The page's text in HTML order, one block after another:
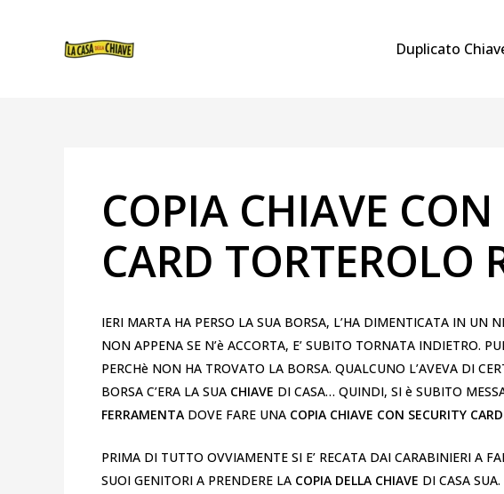
CONTENUTO
Duplicato
COPIA CHIAVE CON
CARD TORTEROLO
IERI MARTA HA PERSO LA SUA BORSA, L’HA DIMENTICATA IN UN
NON APPENA SE N’è ACCORTA, E’ SUBITO TORNATA INDIETRO.
PERCHè NON HA TROVATO LA BORSA. QUALCUNO L’AVEVA DI
BORSA C’ERA LA SUA CHIAVE DI CASA… QUINDI, SI è SUBITO
FERRAMENTA DOVE FARE UNA COPIA CHIAVE CON SECURITY CARD
PRIMA DI TUTTO OVVIAMENTE SI E’ RECATA DAI CARABINIERI A
SUOI GENITORI A PRENDERE LA COPIA DELLA CHIAVE DI CASA